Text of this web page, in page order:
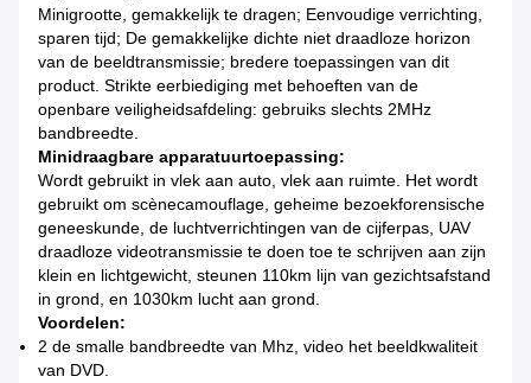
Minigrootte, gemakkelijk te dragen; Eenvoudige verrichting,
sparen tijd; De gemakkelijke dichte niet draadloze horizon
van de beeldtransmissie; bredere toepassingen van dit
product. Strikte eerbiediging met behoeften van de
openbare veiligheidsafdeling: gebruiks slechts 2MHz
bandbreedte.
Minidraagbare apparatuurtoepassing:
Wordt gebruikt in vlek aan auto, vlek aan ruimte. Het wordt
gebruikt om scènecamouflage, geheime bezoekforensische
geneeskunde, de luchtverrichtingen van de cijferpas, UAV
draadloze videotransmissie te doen toe te schrijven aan zijn
klein en lichtgewicht, steunen 110km lijn van gezichtsafstand
in grond, en 1030km lucht aan grond.
Voordelen:
2 de smalle bandbreedte van Mhz, video het beeldkwaliteit
van DVD.